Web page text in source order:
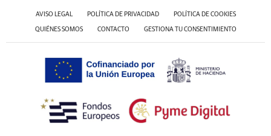
AVISO LEGAL POLÍTICA DE PRIVACIDAD POLÍTICA DE COOKIES
QUIÉNES SOMOS CONTACTO GESTIONA TU CONSENTIMIENTO